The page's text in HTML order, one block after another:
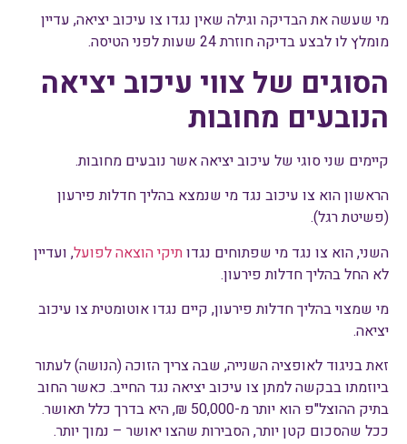
מי שעשה את הבדיקה וגילה שאין נגדו צו עיכוב יציאה, עדיין
מומלץ לו לבצע בדיקה חוזרת 24 שעות לפני הטיסה.
הסוגים של צווי עיכוב יציאה
הנובעים מחובות
קיימים שני סוגי של עיכוב יציאה אשר נובעים מחובות.
הראשון הוא צו עיכוב נגד מי שנמצא בהליך חדלות פירעון
(פשיטת רגל).
השני, הוא צו נגד מי שפתוחים נגדותיקי הוצאה לפועל, ועדיין
לא החל בהליך חדלות פירעון.
מי שמצוי בהליך חדלות פירעון, קיים נגדו אוטומטית צו עיכוב
יציאה.
זאת בניגוד לאופציה השנייה, שבה צריך הזוכה (הנושה) לעתור
ביוזמתו בבקשה למתן צו עיכוב יציאה נגד החייב. כאשר החוב
בתיק ההוצל"פ הוא יותר מ-50,000 ₪, היא בדרך כלל תאושר.
ככל שהסכום קטן יותר, הסבירות שהצו יאושר – נמוך יותר.